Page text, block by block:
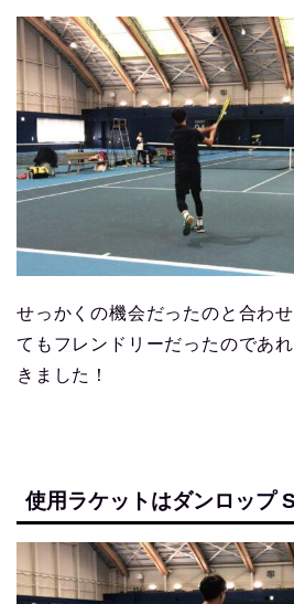
せっかくの機会だったのと合わ
てもフレンドリーだったのであ
きました！
使用ラケットはダンロップ